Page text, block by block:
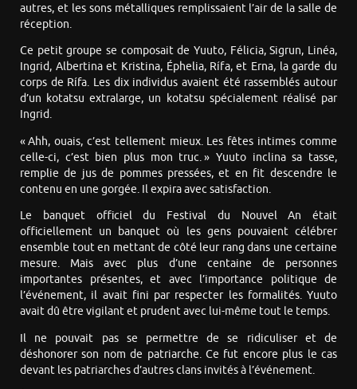
autres, et les sons métalliques remplissaient l’air de la salle de
réception.
Ce petit groupe se composait de Yuuto, Félicia, Sigrun, Linéa,
Ingrid, Albertina et Kristina, Éphelia, Rífa, et Erna, la garde du
corps de Rífa. Les dix individus avaient été rassemblés autour
d’un kotatsu extralarge, un kotatsu spécialement réalisé par
Ingrid.
« Ahh, ouais, c’est tellement mieux. Les fêtes intimes comme
celle-ci, c’est bien plus mon truc. » Yuuto inclina sa tasse,
remplie de jus de pommes pressées, et en fit descendre le
contenu en une gorgée. Il expira avec satisfaction.
Le banquet officiel du Festival du Nouvel An était
officiellement un banquet où les gens pouvaient célébrer
ensemble tout en mettant de côté leur rang dans une certaine
mesure. Mais avec plus d’une centaine de personnes
importantes présentes, et avec l’importance politique de
l’événement, il avait fini par respecter les formalités. Yuuto
avait dû être vigilant et prudent avec lui-même tout le temps.
Il ne pouvait pas se permettre de se ridiculiser et de
déshonorer son nom de patriarche. Ce fut encore plus le cas
devant les patriarches d’autres clans invités à l’événement.